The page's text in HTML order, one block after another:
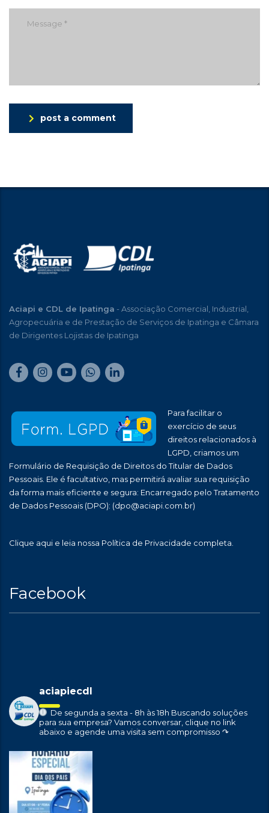
post a comment
Aciapi e CDL de Ipatinga - Associação Comercial, Industrial,
Agropecuária e de Prestação de Serviços de Ipatinga e Câmara
de Dirigentes Lojistas de Ipatinga
Para facilitar o
exercício de seus
direitos relacionados à
LGPD, criamos um
Formulário de Requisição de Direitos do Titular de Dados
Pessoais. Ele é facultativo, mas permitirá avaliar sua requisição
da forma mais eficiente e segura: Encarregado pelo Tratamento
de Dados Pessoais (DPO): (dpo@aciapi.com.br)
Clique aqui e leia nossa Política de Privacidade completa.
Facebook
aciapiecdl
De segunda a sexta - 8h às 18h Buscando soluções
para sua empresa? Vamos conversar, clique no link
abaixo e agende uma visita sem compromisso ↷